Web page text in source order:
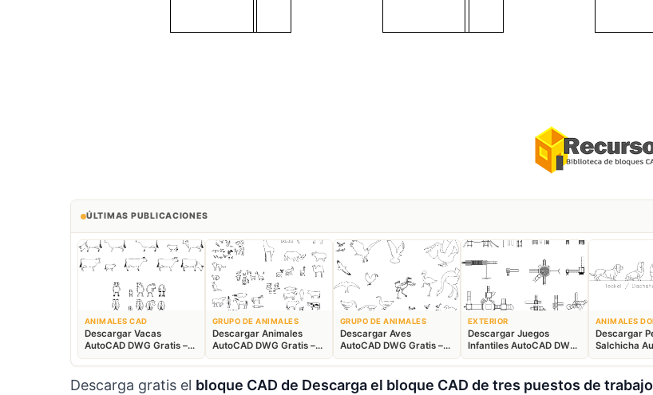
ÚLTIMAS PUBLICACIONES
ANIMALES CAD
Descargar Vacas
AutoCAD DWG Gratis –
Bloques Ganaderos 2D
GRUPO DE ANIMALES
Descargar Animales
AutoCAD DWG Gratis –
Fauna 2D CAD
GRUPO DE ANIMALES
Descargar Aves
AutoCAD DWG Gratis –
Bloques Animales 2D
EXTERIOR
Descargar Juegos
Infantiles AutoCAD DWG
Gratis – Parque 2D
ANIMALES
Descargar
Salchicha
Gratis –
Descarga gratis el bloque CAD de Descarga el bloque CAD de tres puestos de